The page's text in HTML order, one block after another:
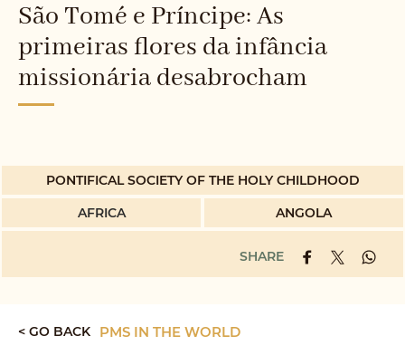
São Tomé e Príncipe: As
primeiras flores da infância
missionária desabrocham
PONTIFICAL SOCIETY OF THE HOLY CHILDHOOD
AFRICA
ANGOLA
SHARE
< GO BACK PMS IN THE WORLD